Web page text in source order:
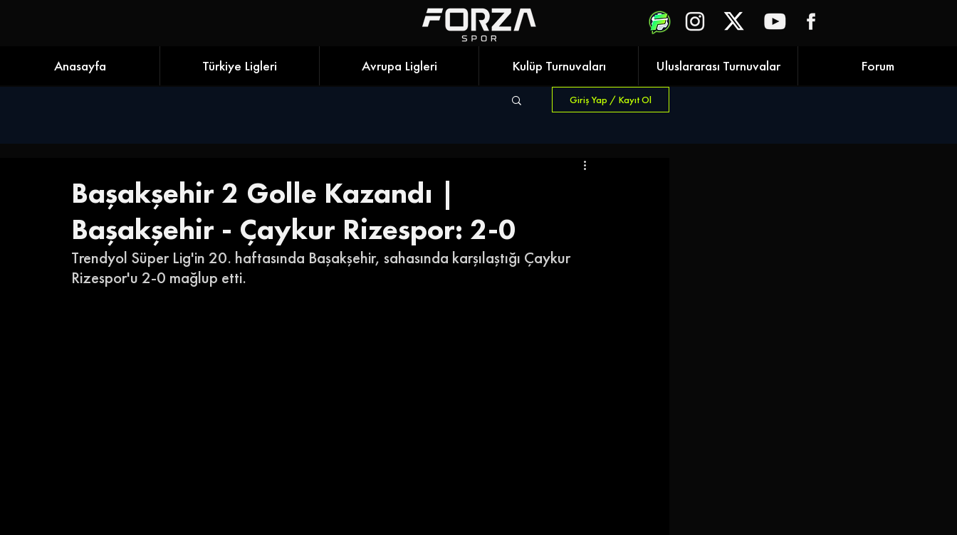
Anasayfa Türkiye Ligleri Avrupa Ligleri Kulüp Turnuvaları Uluslararası Turnuvalar Forum
Giriş Yap / Kayıt Ol
Başakşehir 2 Golle Kazandı |
Başakşehir - Çaykur Rizespor: 2-0
Trendyol Süper Lig'in 20. haftasında Başakşehir, sahasında karşılaştığı Çaykur
Rizespor'u 2-0 mağlup etti.